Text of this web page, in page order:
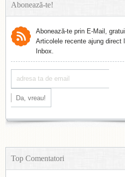
Abonează-te!
Abonează-te prin E-Mail,
Articolele recente ajung direct
Inbox.
Top Comentatori